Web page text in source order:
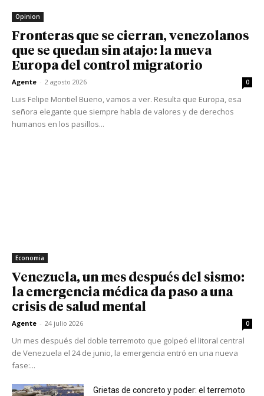
Opinion
Fronteras que se cierran, venezolanos
que se quedan sin atajo: la nueva
Europa del control migratorio
Agente - 2 agosto 2026 0
Luis Felipe Montiel Bueno, vamos a ver. Resulta que Europa, esa
señora elegante que siempre habla de valores y de derechos
humanos en los pasillos...
Economia
Venezuela, un mes después del sismo:
la emergencia médica da paso a una
crisis de salud mental
Agente - 24 julio 2026 0
Un mes después del doble terremoto que golpeó el litoral central
de Venezuela el 24 de junio, la emergencia entró en una nueva
fase:...
Grietas de concreto y poder: el terremoto